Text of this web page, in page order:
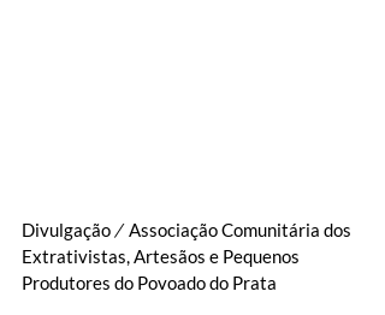
Divulgação / Associação Comunitária dos
Extrativistas, Artesãos e Pequenos
Produtores do Povoado do Prata